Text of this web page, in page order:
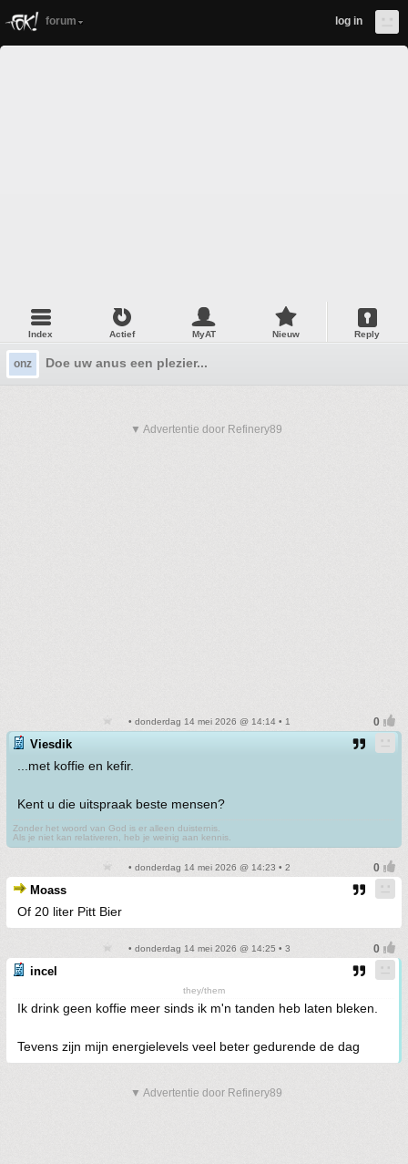
forum log in
Index Actief MyAT Nieuw Reply
onz Doe uw anus een plezier...
▼ Advertentie door Refinery89
• donderdag 14 mei 2026 @ 14:14 • 1
Viesdik
...met koffie en kefir.
Kent u die uitspraak beste mensen?
Zonder het woord van God is er alleen duisternis.
Als je niet kan relativeren, heb je weinig aan kennis.
• donderdag 14 mei 2026 @ 14:23 • 2
Moass
Of 20 liter Pitt Bier
• donderdag 14 mei 2026 @ 14:25 • 3
incel
they/them
Ik drink geen koffie meer sinds ik m'n tanden heb laten bleken.
Tevens zijn mijn energielevels veel beter gedurende de dag
▼ Advertentie door Refinery89